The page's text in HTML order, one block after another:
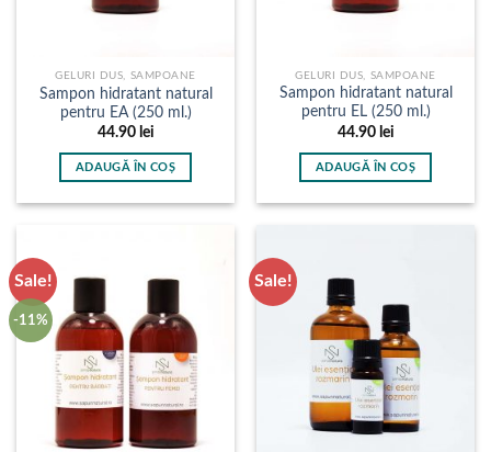
GELURI DUS, SAMPOANE
Sampon hidratant natural
pentru EA (250 ml.)
44.90 lei
ADAUGĂ ÎN COȘ
GELURI DUS, SAMPOANE
Sampon hidratant natural
pentru EL (250 ml.)
44.90 lei
ADAUGĂ ÎN COȘ
Sale!
-11%
Sale!